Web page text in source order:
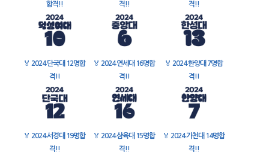
합격!!
격!!
격!!
🏅 2024 단국대 12명합
격!!
🏅 2024 연세대 16명합
격!!
🏅 2024 한양대 7명합
격!!
🏅 2024 서경대 19명합
격!!
🏅 2024 삼육대 15명합
격!!
🏅 2024 가천대 14명합
격!!